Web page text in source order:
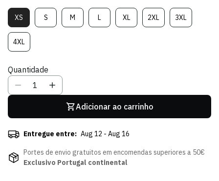
XSVariante
Esgotada
Ou
Indisponível
SVariante
Esgotada
MVariante
Esgotada
LVariante
Esgotada
XLVariante
Esgotada
2XLVariante
Esgotada
3XLVariante
Esgotada
4XLVariante
Esgotada
Indisponível
Quantidade
Adicionar ao carrinho
Entregue entre: Aug 12 - Aug 16
Portes de envio gratuitos em encomendas superiores a 50€
Exclusivo Portugal continental